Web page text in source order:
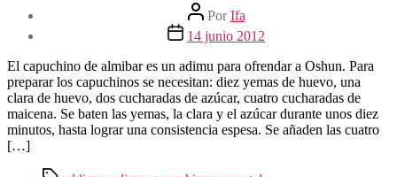
Autor
de
la
PorIfa
Fecha
la
entrada
14 junio 2012
El capuchino de almibar es un adimu para ofrendar a Oshun. Para
preparar los capuchinos se necesitan: diez yemas de huevo, una
clara de huevo, dos cucharadas de azúcar, cuatro cucharadas de
maicena. Se baten las yemas, la clara y el azúcar durante unos diez
minutos, hasta lograr una consistencia espesa. Se añaden las cuatro
[…]